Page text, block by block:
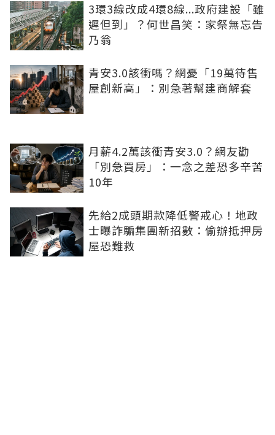
3環3線改成4環8線...政府建設「雖
遲但到」？何世昌笑：家祭無忘告
乃翁
青安3.0該衝嗎？網憂「19萬待售
屋創新高」：別急著幫建商解套
月薪4.2萬該衝青安3.0？網友勸
「別急買房」：一念之差恐多辛苦
10年
先給2成頭期款降低警戒心！地政
士曝詐騙集團新招數：偷辦抵押房
屋恐難救